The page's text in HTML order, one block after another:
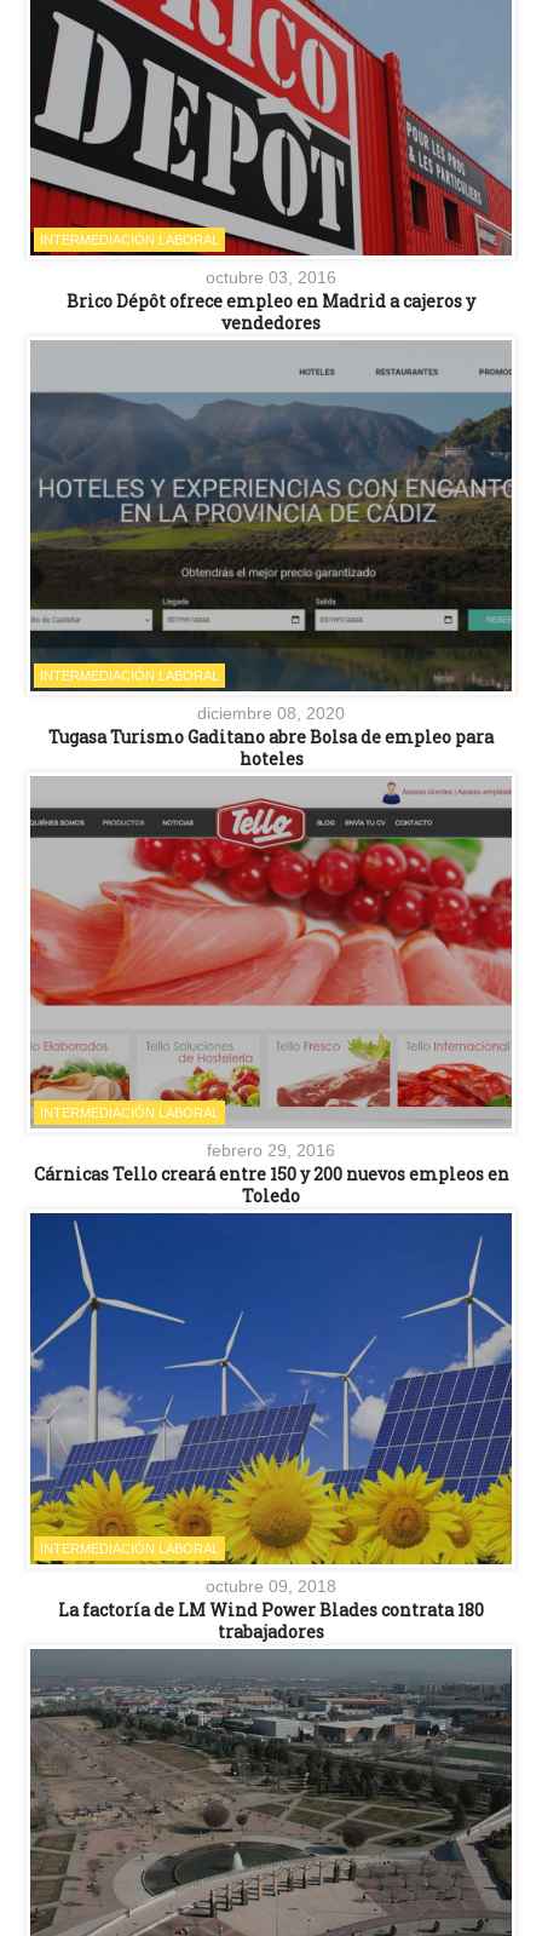
INTERMEDIACIÓN LABORAL
octubre 03, 2016
Brico Dépôt ofrece empleo en Madrid a cajeros y
vendedores
INTERMEDIACIÓN LABORAL
diciembre 08, 2020
Tugasa Turismo Gaditano abre Bolsa de empleo para
hoteles
INTERMEDIACIÓN LABORAL
febrero 29, 2016
Cárnicas Tello creará entre 150 y 200 nuevos empleos en
Toledo
INTERMEDIACIÓN LABORAL
octubre 09, 2018
La factoría de LM Wind Power Blades contrata 180
trabajadores